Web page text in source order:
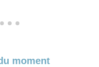
moment